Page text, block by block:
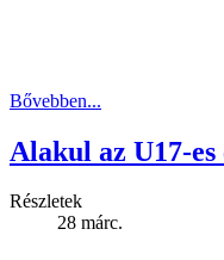
Bővebben...
Alakul az U17-es
Részletek
28 márc.